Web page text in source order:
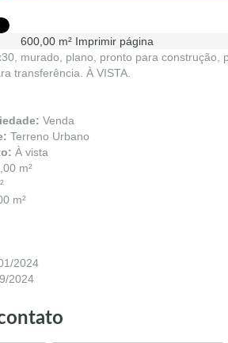
600,00 m² Imprimir página
murado, plano, pronto para construção,
transferência. À VISTA.
Venda
Terreno Urbano
À vista
m²
m²
2024
2024